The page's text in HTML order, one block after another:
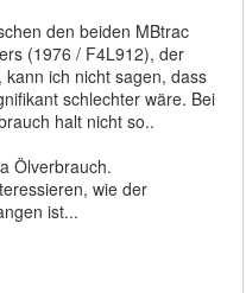
den beiden MBtrac
(1976 / F4L912), der
ich nicht sagen, dass
schlechter wäre. Bei
halt nicht so..
Ölverbrauch.
wie der
ist...